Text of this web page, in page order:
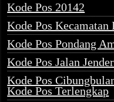
Kode Pos 20142
Kode Pos
Kode Pos Pondang
Kode Pos Jalan
Kode Pos
Kode Pos Terlengkap